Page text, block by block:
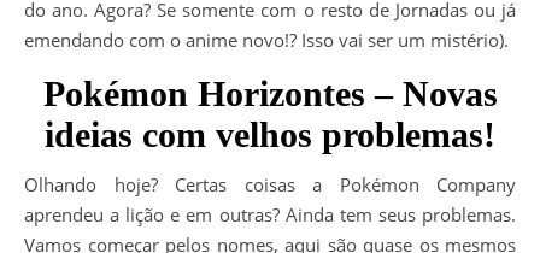
do ano. Agora? Se somente com o resto de Jornadas ou já
emendando com o anime novo!? Isso vai ser um mistério).
Pokémon Horizontes – Novas
ideias com velhos problemas!
Olhando hoje? Certas coisas a Pokémon Company
aprendeu a lição e em outras? Ainda tem seus problemas.
Vamos começar pelos nomes, aqui são quase os mesmos